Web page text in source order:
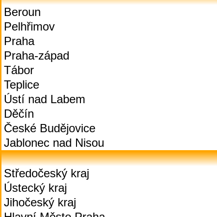
Beroun
Pelhřimov
Praha
Praha-západ
Tábor
Teplice
Ústí nad Labem
Děčín
České Budějovice
Jablonec nad Nisou
Středočeský kraj
Ústecký kraj
Jihočeský kraj